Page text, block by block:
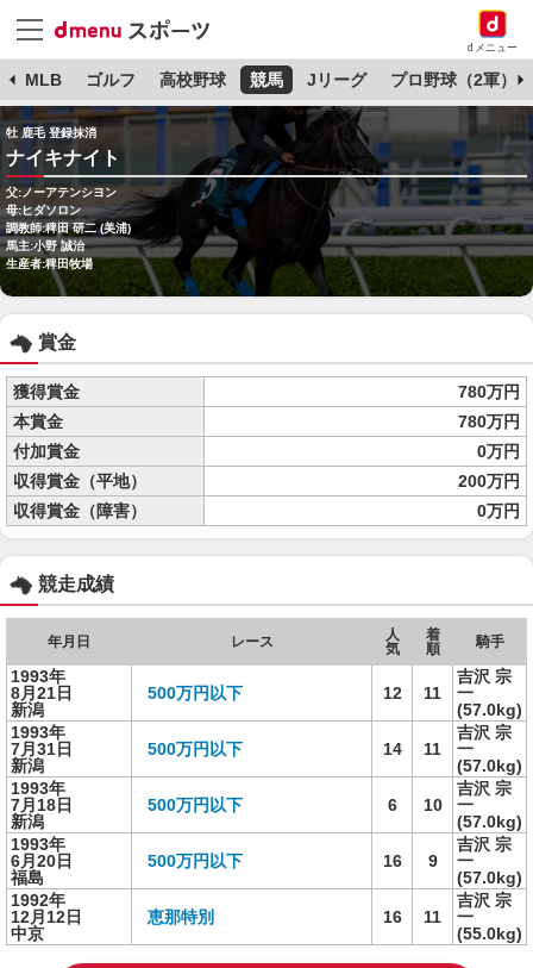
dメニュー
MLB ゴルフ 高校野球 競馬 Jリーグ プロ野球（2軍）
牡 鹿毛 登録抹消
ナイキナイト
父:ノーアテンシヨン
母:ヒダソロン
調教師:稗田 研二 (美浦)
馬主:小野 誠治
生産者:稗田牧場
賞金
獲得賞金
780万円
本賞金
780万円
付加賞金
0万円
収得賞金（平地）
200万円
収得賞金（障害）
0万円
競走成績
年月日 レース
人
気
着
順
騎手
1993年
8月21日
新潟
500万円以下 12 11
吉沢 宗
一
(57.0kg)
1993年
7月31日
新潟
500万円以下 14 11
吉沢 宗
一
(57.0kg)
1993年
7月18日
新潟
500万円以下 6 10
吉沢 宗
一
(57.0kg)
1993年
6月20日
福島
500万円以下 16 9
吉沢 宗
一
(57.0kg)
1992年
12月12日
中京
恵那特別 16 11
吉沢 宗
一
(55.0kg)